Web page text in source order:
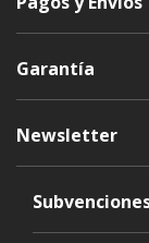
Garantía
Newsletter